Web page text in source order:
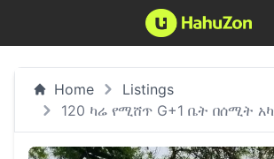
Home
Listings
120 ካሬ የሚሸጥ G+1 ቤት በሰሚት